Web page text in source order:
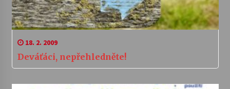
18. 2. 2009
Deváťáci, nepřehledněte!